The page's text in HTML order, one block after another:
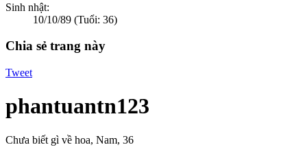
Sinh nhật:
10/10/89 (Tuổi: 36)
Chia sẻ trang này
Tweet
phantuantn123
Chưa biết gì về hoa, Nam, 36